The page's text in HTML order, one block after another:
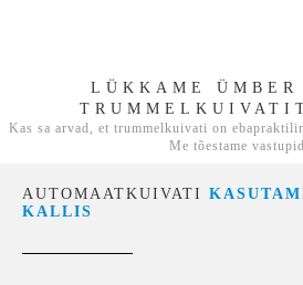
LÜKKAME ÜMBER
Kas sa arvad, et trummelkuivati on
Me tõestame
AUTOMAATKUIVATI
KALLIS